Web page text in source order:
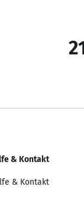
& Kontakt
& Kontakt